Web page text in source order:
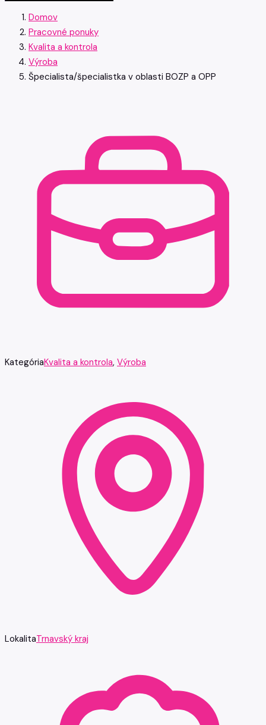
Domov
Pracovné ponuky
Kvalita a kontrola
Výroba
Špecialista/špecialistka v oblasti BOZP a OPP
KategóriaKvalita a kontrola, Výroba
LokalitaTrnavský kraj